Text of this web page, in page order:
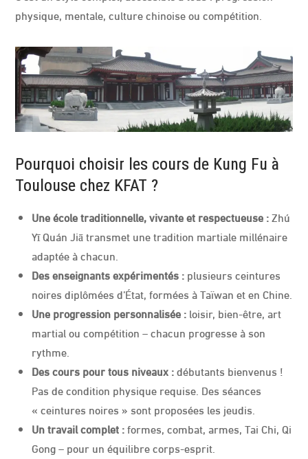
physique, mentale, culture chinoise ou compétition.
Pourquoi choisir les cours de Kung Fu à
Toulouse chez KFAT ?
Une école traditionnelle, vivante et respectueuse :Zhú
Yī Quán Jiā transmet une tradition martiale millénaire
adaptée à chacun.
Des enseignants expérimentés : plusieurs ceintures
noires diplômées d’État, formées à Taïwan et en Chine.
Une progression personnalisée : loisir, bien-être, art
martial ou compétition – chacun progresse à son
rythme.
Des cours pour tous niveaux :débutants bienvenus !
Pas de condition physique requise. Des séances
« ceintures noires » sont proposées les jeudis.
Un travail complet :formes, combat, armes, Tai Chi, Qi
Gong – pour un équilibre corps-esprit.